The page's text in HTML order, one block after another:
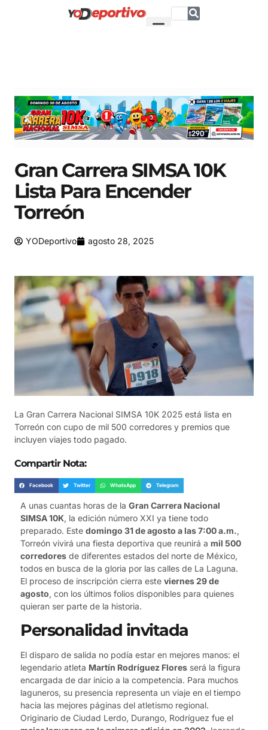
Gran Carrera SIMSA 10K
Lista Para Encender
Torreón
YODeportivo agosto 28, 2025
La Gran Carrera Nacional SIMSA 10K 2025 está lista en
Torreón con cupo de mil 500 corredores y premios que
incluyen viajes todo pagado.
Compartir Nota:
Facebook Twitter WhatsApp Telegram
A unas cuantas horas de la Gran Carrera Nacional
SIMSA 10K, la edición número XXI ya tiene todo
preparado. Este domingo 31 de agosto a las 7:00 a.m.,
Torreón vivirá una fiesta deportiva que reunirá a mil 500
corredores de diferentes estados del norte de México,
todos en busca de la gloria por las calles de La Laguna.
El proceso de inscripción cierra este viernes 29 de
agosto, con los últimos folios disponibles para quienes
quieran ser parte de la historia.
Personalidad invitada
El disparo de salida no podía estar en mejores manos: el
legendario atleta Martín Rodríguez Flores será la figura
encargada de dar inicio a la competencia. Para muchos
laguneros, su presencia representa un viaje en el tiempo
hacia las mejores páginas del atletismo regional.
Originario de Ciudad Lerdo, Durango, Rodríguez fue el